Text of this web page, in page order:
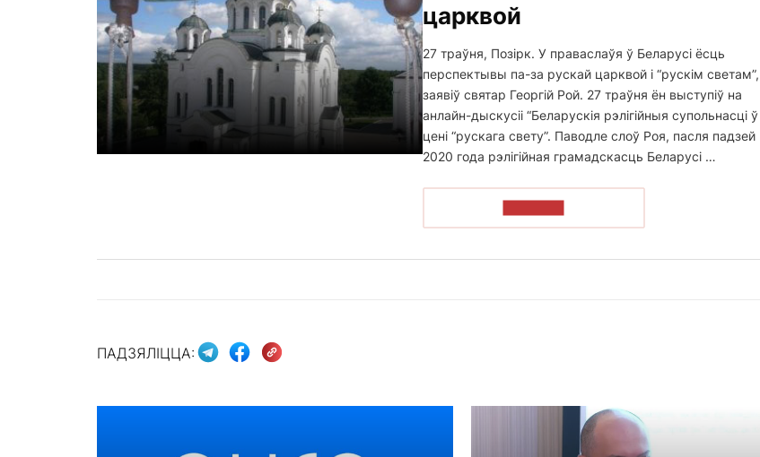
царквой
27 траўня, Позірк. У праваслаўя ў Беларусі ёсць
перспектывы па-за рускай царквой і “рускім светам”,
заявіў святар Георгій Рой. 27 траўня ён выступіў на
анлайн-дыскусіі “Беларускія рэлігійныя супольнасці ў
цені “рускага свету”. Паводле слоў Роя, пасля падзей
2020 года рэлігійная грамадскасць Беларусі …
ПАДЗЯЛІЦЦА: